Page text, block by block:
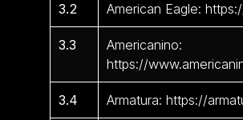
3.2 American Eagle:
3.3
Americanino:
https://
3.4 Armatura: https://